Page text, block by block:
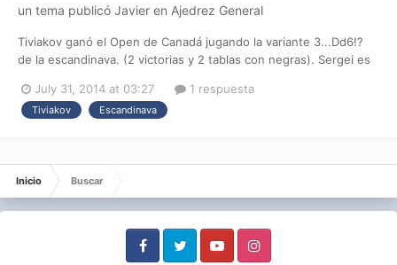
un tema publicó Javier en Ajedrez General
Tiviakov ganó el Open de Canadá jugando la variante 3...Dd6!?
de la escandinava. (2 victorias y 2 tablas con negras). Sergei es
cualquier rival independientemente de su elo. Hubo desempate
por el título, pero en las rápidas ganó Tiviakov....
July 31, 2014 at 03:27 1 respuesta
Tiviakov Escandinava
Inicio Buscar
FacebookTwitter Youtube Instagram